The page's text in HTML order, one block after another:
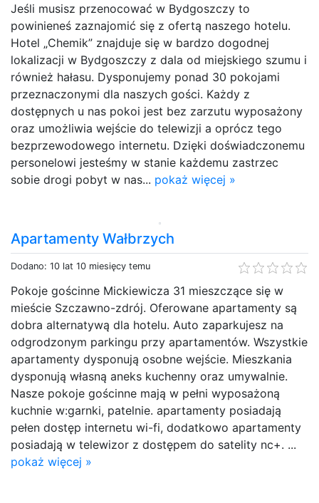
Jeśli musisz przenocować w Bydgoszczy to
powinieneś zaznajomić się z ofertą naszego hotelu.
Hotel „Chemik” znajduje się w bardzo dogodnej
lokalizacji w Bydgoszczy z dala od miejskiego szumu i
również hałasu. Dysponujemy ponad 30 pokojami
przeznaczonymi dla naszych gości. Każdy z
dostępnych u nas pokoi jest bez zarzutu wyposażony
oraz umożliwia wejście do telewizji a oprócz tego
bezprzewodowego internetu. Dzięki doświadczonemu
personelowi jesteśmy w stanie każdemu zastrzec
sobie drogi pobyt w nas... pokaż więcej »
Apartamenty Wałbrzych
Dodano: 10 lat 10 miesięcy temu
Pokoje gościnne Mickiewicza 31 mieszczące się w
mieście Szczawno-zdrój. Oferowane apartamenty są
dobra alternatywą dla hotelu. Auto zaparkujesz na
odgrodzonym parkingu przy apartamentów. Wszystkie
apartamenty dysponują osobne wejście. Mieszkania
dysponują własną aneks kuchenny oraz umywalnie.
Nasze pokoje gościnne mają w pełni wyposażoną
kuchnie w:garnki, patelnie. apartamenty posiadają
pełen dostęp internetu wi-fi, dodatkowo apartamenty
posiadają w telewizor z dostępem do satelity nc+. ...
pokaż więcej »